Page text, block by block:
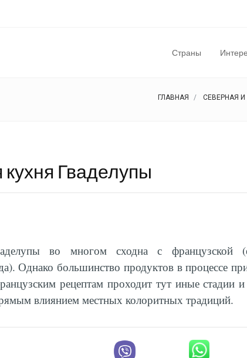
Страны
ГЛАВНАЯ СЕВЕРНАЯ
Гваделупы
во многом сходна с французской
Однако большинство продуктов в процессе
рецептам проходит тут иные стадии
влиянием местных колоритных традиций.